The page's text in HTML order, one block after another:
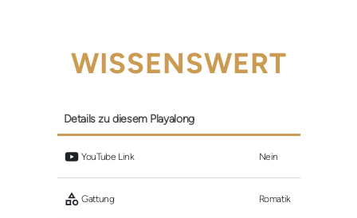
WISSENSWERT
Details zu diesem Playalong
YouTube Link Nein
Gattung Romatik